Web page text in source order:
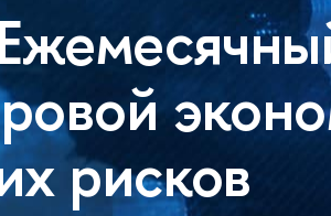
рисков